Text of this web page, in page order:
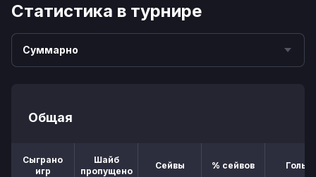
Статистика в турнире
Суммарно
Общая
Сыграно
игр
Шайб
пропущено
Сейвы % сейвов Голы